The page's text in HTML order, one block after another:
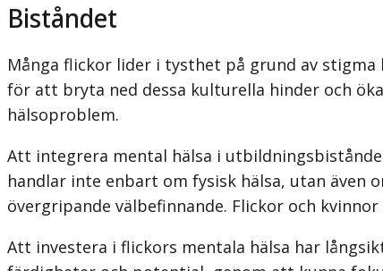
Biståndet
Många flickor lider i tysthet på grund av
för att bryta ned dessa kulturella hinder och
hälsoproblem.
Att integrera mental hälsa i
handlar inte enbart om fysisk hälsa, utan även
övergripande välbefinnande. Flickor och
Att investera i flickors mentala hälsa har